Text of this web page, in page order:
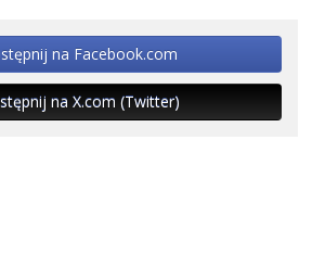
na Facebook.com
na X.com (Twitter)